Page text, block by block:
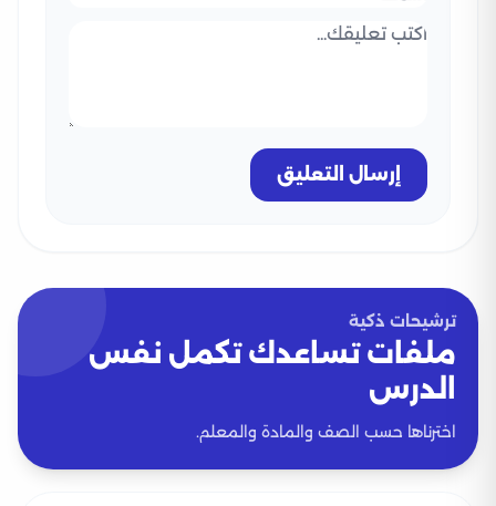
إرسال التعليق
ترشيحات ذكية
ملفات تساعدك تكمل نفس
الدرس
اخترناها حسب الصف والمادة والمعلم.